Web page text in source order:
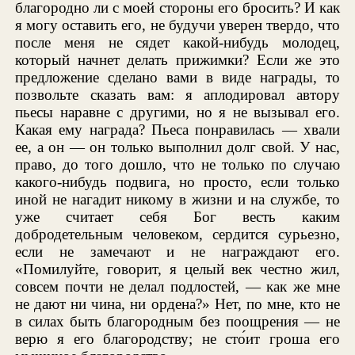
благородно ли с моей стороны его бросить? И как
я могу оставить его, не будучи уверен твердо, что
после меня не сядет какой-нибудь молодец,
который начнет делать прижимки? Если же это
предложение сделано вами в виде награды, то
позвольте сказать вам: я аплодировал автору
пьесы наравне с другими, но я не вызывал его.
Какая ему награда? Пьеса понравилась — хвали
ее, а он — он только выполнил долг свой. У нас,
право, до того дошло, что не только по случаю
какого-нибудь подвига, но просто, если только
иной не нагадит никому в жизни и на службе, то
уже считает себя Бог весть каким
добродетельным человеком, сердится сурьезно,
если не замечают и не награждают его.
«Помилуйте, говорит, я целый век честно жил,
совсем почти не делал подлостей, — как же мне
не дают ни чина, ни ордена?» Нет, по мне, кто не
в силах быть благородным без поощрения — не
верю я его благородству; не сто́ит гроша его